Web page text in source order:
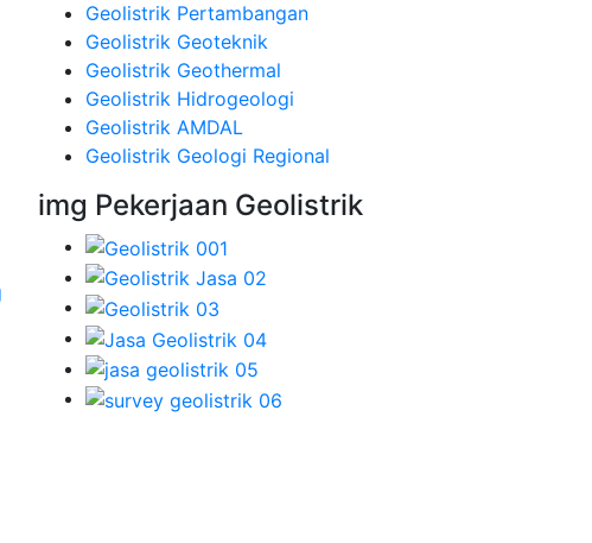
Geolistrik Pertambangan
Geolistrik Geoteknik
Geolistrik Geothermal
Geolistrik Hidrogeologi
Geolistrik AMDAL
Geolistrik Geologi Regional
img Pekerjaan Geolistrik